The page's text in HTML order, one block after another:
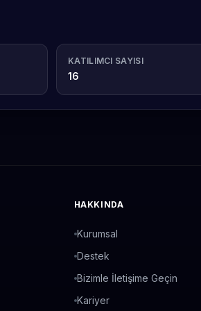
KATILIMCI SAYISI
16
HAKKINDA
Kurumsal
Destek
Bizimle İletişime Geçin
Kariyer